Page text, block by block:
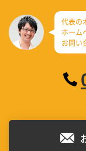
代表の
ホーム
お問い